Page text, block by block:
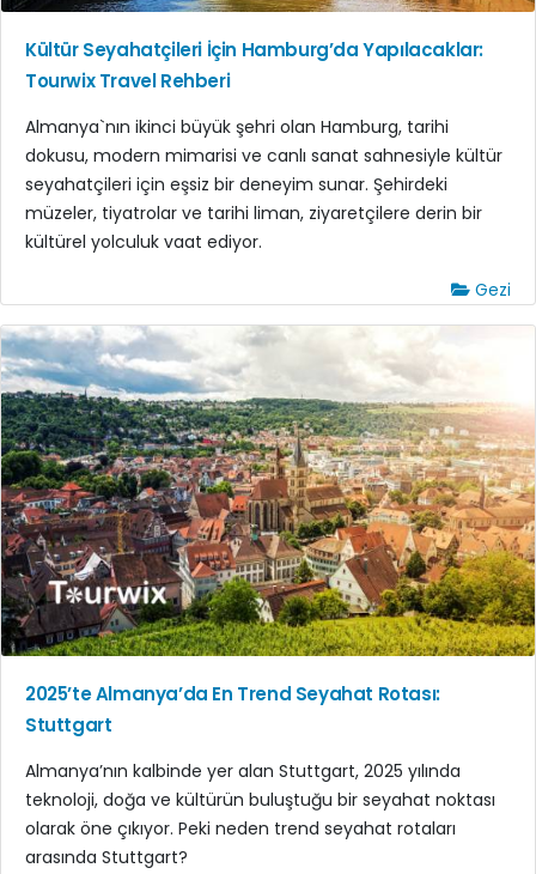
Kültür Seyahatçileri İçin Hamburg’da Yapılacaklar:
Tourwix Travel Rehberi
Almanya`nın ikinci büyük şehri olan Hamburg, tarihi
dokusu, modern mimarisi ve canlı sanat sahnesiyle kültür
seyahatçileri için eşsiz bir deneyim sunar. Şehirdeki
müzeler, tiyatrolar ve tarihi liman, ziyaretçilere derin bir
kültürel yolculuk vaat ediyor.
Gezi
2025’te Almanya’da En Trend Seyahat Rotası:
Stuttgart
Almanya’nın kalbinde yer alan Stuttgart, 2025 yılında
teknoloji, doğa ve kültürün buluştuğu bir seyahat noktası
olarak öne çıkıyor. Peki neden trend seyahat rotaları
arasında Stuttgart?